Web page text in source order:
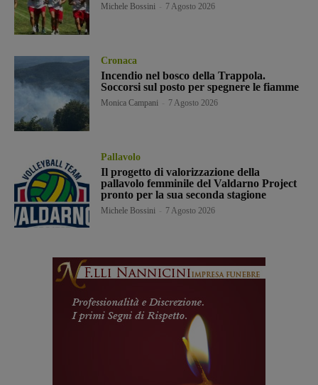
Michele Bossini 7 Agosto 2026
Cronaca
Incendio nel bosco della Trappola.
Soccorsi sul posto per spegnere le fiamme
Monica Campani 7 Agosto 2026
Pallavolo
Il progetto di valorizzazione della
pallavolo femminile del Valdarno Project
pronto per la sua seconda stagione
Michele Bossini 7 Agosto 2026